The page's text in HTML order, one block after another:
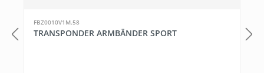
FBZ0010V1M.58
TRANSPONDER ARMBÄNDER SPORT